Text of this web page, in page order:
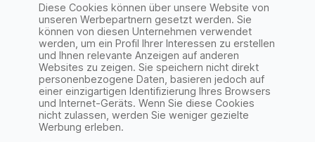
Diese Cookies können über unsere Website von
unseren Werbepartnern gesetzt werden. Sie
können von diesen Unternehmen verwendet
werden, um ein Profil Ihrer Interessen zu erstellen
und Ihnen relevante Anzeigen auf anderen
Websites zu zeigen. Sie speichern nicht direkt
personenbezogene Daten, basieren jedoch auf
einer einzigartigen Identifizierung Ihres Browsers
und Internet-Geräts. Wenn Sie diese Cookies
nicht zulassen, werden Sie weniger gezielte
Werbung erleben.